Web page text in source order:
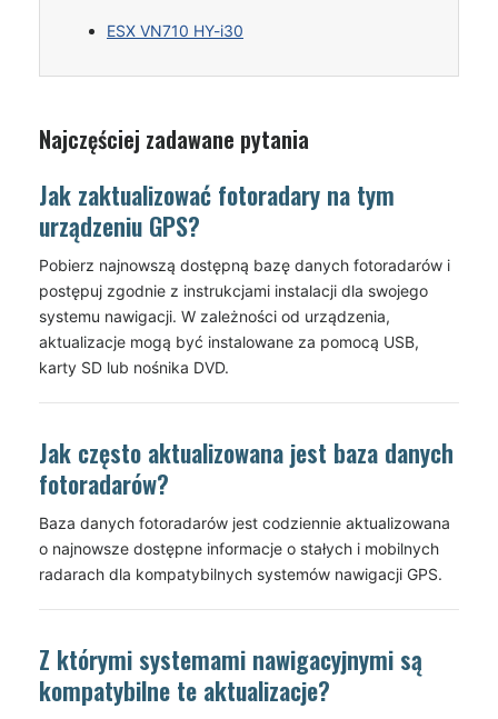
ESX VN710 HY-i30
Najczęściej zadawane pytania
Jak zaktualizować fotoradary na tym
urządzeniu GPS?
Pobierz najnowszą dostępną bazę danych fotoradarów i
postępuj zgodnie z instrukcjami instalacji dla swojego
systemu nawigacji. W zależności od urządzenia,
aktualizacje mogą być instalowane za pomocą USB,
karty SD lub nośnika DVD.
Jak często aktualizowana jest baza danych
fotoradarów?
Baza danych fotoradarów jest codziennie aktualizowana
o najnowsze dostępne informacje o stałych i mobilnych
radarach dla kompatybilnych systemów nawigacji GPS.
Z którymi systemami nawigacyjnymi są
kompatybilne te aktualizacje?